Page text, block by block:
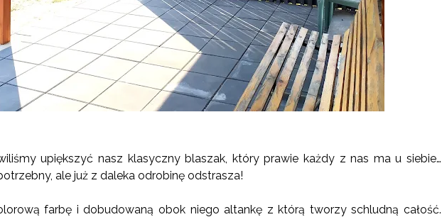
upiększyć nasz klasyczny blaszak, który prawie każdy z nas ma u siebie…
ale już z daleka odrobinę odstrasza!
farbę i dobudowaną obok niego altankę z którą tworzy schludną całość.